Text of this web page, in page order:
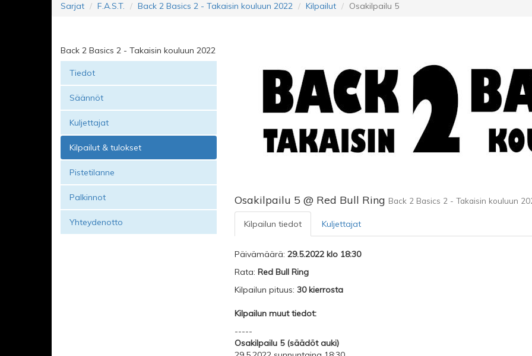
Sarjat F.A.S.T. Back 2 Basics 2 - Takaisin kouluun 2022 Kilpailut Osakilpailu 5
Back 2 Basics 2 - Takaisin kouluun 2022
Tiedot
Säännöt
Kuljettajat
Kilpailut & tulokset
Pistetilanne
Palkinnot
Yhteydenotto
Osakilpailu 5 @ Red Bull Ring Back 2 Basics 2 - Takaisin kouluun
Kilpailun tiedot Kuljettajat
Päivämäärä: 29.5.2022 klo 18:30
Rata: Red Bull Ring
Kilpailun pituus: 30 kierrosta
Kilpailun muut tiedot:
-----
Osakilpailu 5 (säädöt auki)